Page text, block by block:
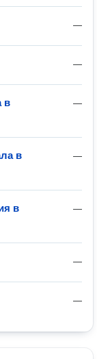
—
—
—
в
—
в
—
в
—
—